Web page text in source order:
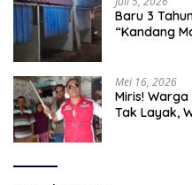
Baru 3
“Kandang
Mei 16, 2026
Miris!
Tak Layak,